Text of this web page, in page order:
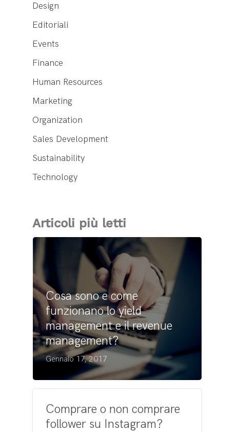
Design
Editoriali
Events
Finance
Human Resources
Marketing
Organization
Sales Development
Sustainability
Technology
Articoli più letti
Cosa sono e come
funzionano lo yield
management e il revenue
management?
Gennaio 17, 2017
Comprare o non comprare
follower su Instagram?